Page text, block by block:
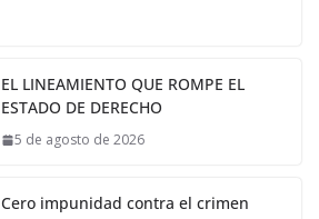
EL LINEAMIENTO QUE ROMPE EL
ESTADO DE DERECHO
5 de agosto de 2026
Cero impunidad contra el crimen